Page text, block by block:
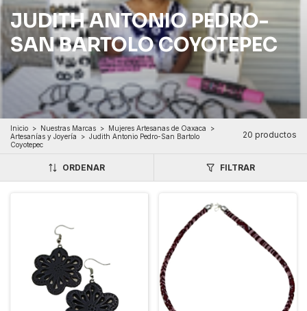
JUDITH ANTONIO PEDRO-
SAN BARTOLO COYOTEPEC
Inicio > Nuestras Marcas > Mujeres Artesanas de Oaxaca
>
Artesanías y Joyería
> Judith Antonio Pedro-San Bartolo
Coyotepec
20 productos
ORDENAR FILTRAR